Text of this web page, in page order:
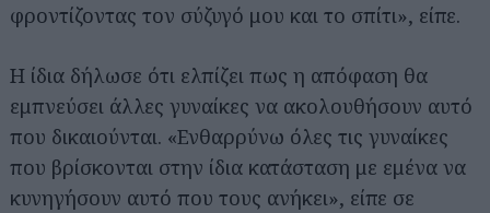
φροντίζοντας τον σύζυγό μου και το σπίτι», είπε.
Η ίδια δήλωσε ότι ελπίζει πως η απόφαση θα
εμπνεύσει άλλες γυναίκες να ακολουθήσουν αυτό
που δικαιούνται. «Ενθαρρύνω όλες τις γυναίκες
που βρίσκονται στην ίδια κατάσταση με εμένα να
κυνηγήσουν αυτό που τους ανήκει», είπε σε